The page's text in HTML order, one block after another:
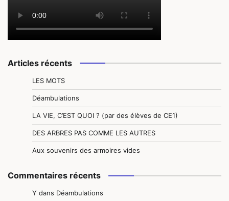
Articles récents
LES MOTS
Déambulations
LA VIE, C’EST QUOI ? (par des élèves de CE1)
DES ARBRES PAS COMME LES AUTRES
Aux souvenirs des armoires vides
Commentaires récents
Y dans Déambulations